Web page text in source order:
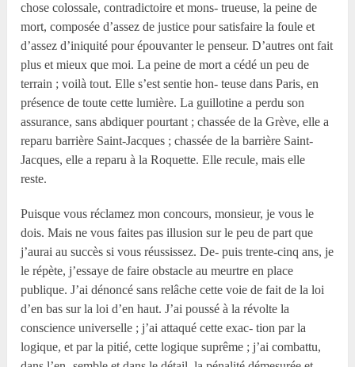
chose colossale, contradictoire et mons- trueuse, la peine de
mort, composée d’assez de justice pour satisfaire la foule et
d’assez d’iniquité pour épouvanter le penseur. D’autres ont fait
plus et mieux que moi. La peine de mort a cédé un peu de
terrain ; voilà tout. Elle s’est sentie hon- teuse dans Paris, en
présence de toute cette lumière. La guillotine a perdu son
assurance, sans abdiquer pourtant ; chassée de la Grève, elle a
reparu barrière Saint-Jacques ; chassée de la barrière Saint-
Jacques, elle a reparu à la Roquette. Elle recule, mais elle
reste.
Puisque vous réclamez mon concours, monsieur, je vous le
dois. Mais ne vous faites pas illusion sur le peu de part que
j’aurai au succès si vous réussissez. De- puis trente-cinq ans, je
le répète, j’essaye de faire obstacle au meurtre en place
publique. J’ai dénoncé sans relâche cette voie de fait de la loi
d’en bas sur la loi d’en haut. J’ai poussé à la révolte la
conscience universelle ; j’ai attaqué cette exac- tion par la
logique, et par la pitié, cette logique suprême ; j’ai combattu,